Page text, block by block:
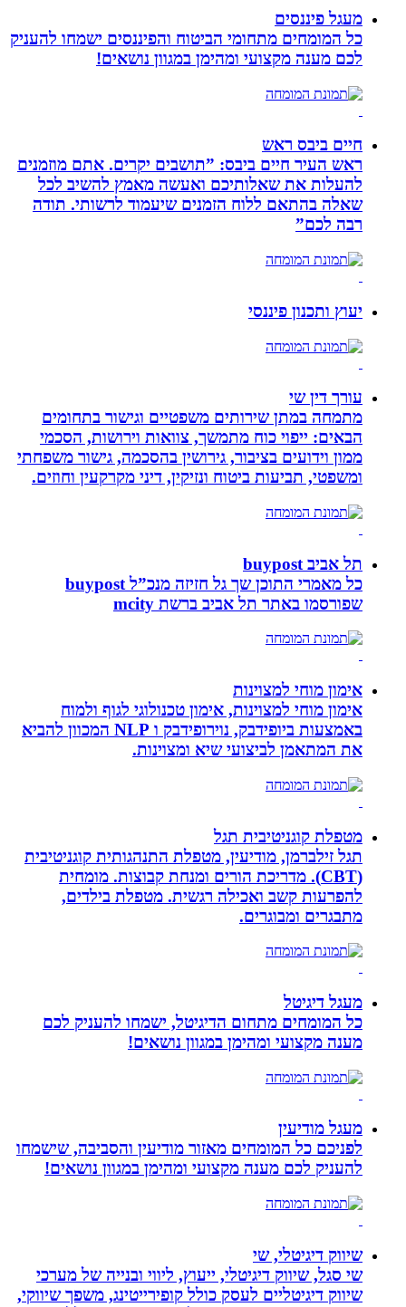
מעגל פיננסים
כל המומחים מתחומי הביטוח והפיננסים ישמחו להעניק
לכם מענה מקצועי ומהימן במגוון נושאים!
חיים ביבס ראש
ראש העיר חיים ביבס: ”תושבים יקרים. אתם מוזמנים
להעלות את שאלותיכם ואעשה מאמץ להשיב לכל
שאלה בהתאם ללוח הזמנים שיעמוד לרשותי. תודה
רבה לכם”
יעוץ ותכנון פיננסי
עורך דין שי
מתמחה במתן שירותים משפטיים וגישור בתחומים
הבאים: ייפוי כוח מתמשך, צוואות וירושות, הסכמי
ממון וידועים בציבור, גירושין בהסכמה, גישור משפחתי
ומשפטי, תביעות ביטוח ונזיקין, דיני מקרקעין וחוזים.
תל אביב buypost
כל מאמרי התוכן שך גל חזיזה מנכ”ל buypost
שפורסמו באתר תל אביב ברשת mcity
אימון מוחי למצוינות
אימון מוחי למצוינות, אימון טכנולוגי לגוף ולמוח
באמצעות ביופידבק, נוירופידבק ו NLP המכוון להביא
את המתאמן לביצועי שיא ומצוינות.
מטפלת קוגניטיבית תגל
תגל זילברמן, מודיעין, מטפלת התנהגותית קוגניטיבית
(CBT). מדריכת הורים ומנחת קבוצות. מומחית
להפרעות קשב ואכילה רגשית. מטפלת בילדים,
מתבגרים ומבוגרים.
מעגל דיגיטל
כל המומחים מתחום הדיגיטל, ישמחו להעניק לכם
מענה מקצועי ומהימן במגוון נושאים!
מעגל מודיעין
לפניכם כל המומחים מאזור מודיעין והסביבה, שישמחו
להעניק לכם מענה מקצועי ומהימן במגוון נושאים!
שיווק דיגיטלי, שי
שי סגל, שיווק דיגיטלי, ייעוץ, ליווי ובנייה של מערכי
שיווק דיגיטליים לעסק כולל קופירייטינג, משפך שיווקי,